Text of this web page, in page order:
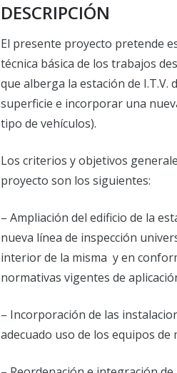
DESCRIPCIÓN
El presente proyecto pretende
técnica básica de los trabajos
que alberga la estación de
superficie e incorporar una
tipo de vehículos).
Los criterios y objetivos
proyecto son los siguientes:
– Ampliación del edificio de la
nueva línea de inspección
interior de la misma y en
normativas vigentes de
– Incorporación de las
adecuado uso de los equipos